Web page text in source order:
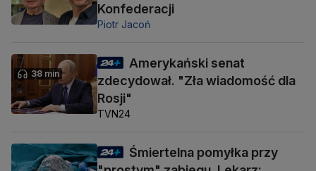
Konfederacji
Piotr Jacoń
38 min
Amerykański senat
zdecydował. "Zła wiadomość dla
Rosji"
TVN24
Śmiertelna pomyłka przy